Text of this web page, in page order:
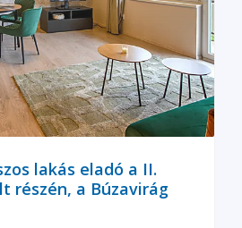
lakás eladó a II.
részén, a Búzavirág